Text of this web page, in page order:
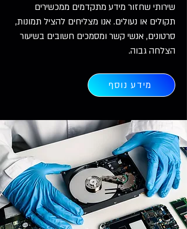
שירותי שחזור מידע מתקדמים ממכשירים
תקולים או נעולים. אנו מצליחים להציל תמונות,
סרטונים, אנשי קשר ומסמכים חשובים בשיעור
הצלחה גבוה.
מידע נוסף